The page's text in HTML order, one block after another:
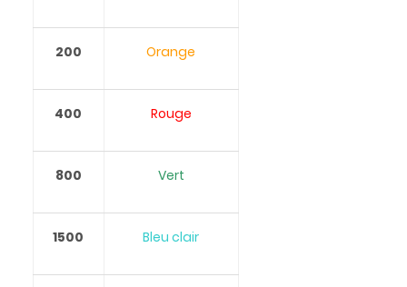
200 Orange
400 Rouge
800 Vert
1500 Bleu clair